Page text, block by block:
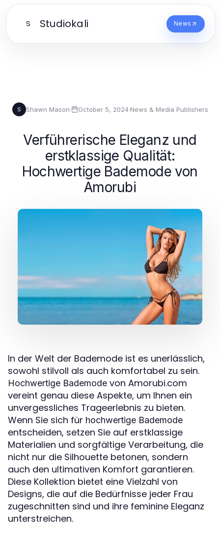
S Studiokali News
S Shawn Mason· October 5, 2024·News & Media Publishers
Verführerische Eleganz und
erstklassige Qualität:
Hochwertige Bademode von
Amorubi
In der Welt der Bademode ist es unerlässlich,
sowohl stilvoll als auch komfortabel zu sein.
Hochwertige Bademode von Amorubi.com
vereint genau diese Aspekte, um Ihnen ein
unvergessliches Trageerlebnis zu bieten.
Wenn Sie sich für hochwertige Bademode
entscheiden, setzen Sie auf erstklassige
Materialien und sorgfältige Verarbeitung, die
nicht nur die Silhouette betonen, sondern
auch den ultimativen Komfort garantieren.
Diese Kollektion bietet eine Vielzahl von
Designs, die auf die Bedürfnisse jeder Frau
zugeschnitten sind und ihre feminine Eleganz
unterstreichen.